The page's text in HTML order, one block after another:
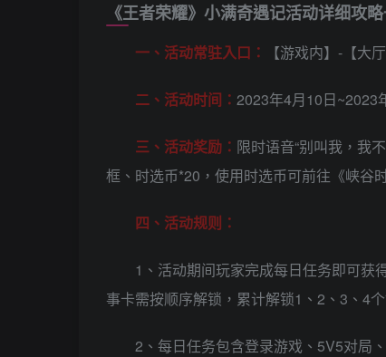
《王者荣耀》小满奇遇记活动详细攻
一、活动常驻入口： 【游戏内】-【大
二、活动时间： 2023年4月10日~2023
三、活动奖励： 限时语音“别叫我，我
框、时选币*20，使用时选币可前往《峡谷
四、活动规则：
1、活动期间玩家完成每日任务即可获
事卡需按顺序解锁，累计解锁1、2、3、4
2、每日任务包含登录游戏、5V5对局